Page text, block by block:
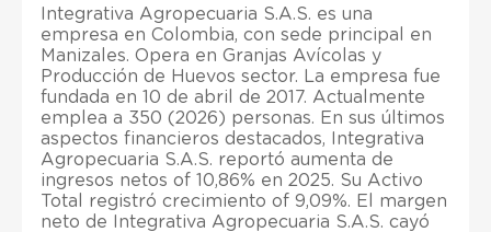
Integrativa Agropecuaria S.A.S. es una
empresa en Colombia, con sede principal en
Manizales. Opera en Granjas Avícolas y
Producción de Huevos sector. La empresa fue
fundada en 10 de abril de 2017. Actualmente
emplea a 350 (2026) personas. En sus últimos
aspectos financieros destacados, Integrativa
Agropecuaria S.A.S. reportó aumenta de
ingresos netos of 10,86% en 2025. Su Activo
Total registró crecimiento of 9,09%. El margen
neto de Integrativa Agropecuaria S.A.S. cayó